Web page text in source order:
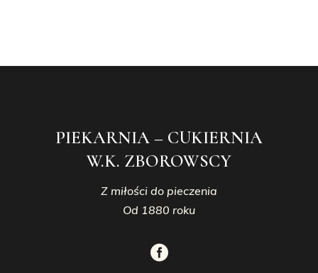
PIEKARNIA – CUKIERNIA
W.K. ZBOROWSCY
Z miłości do pieczenia
Od 1880 roku